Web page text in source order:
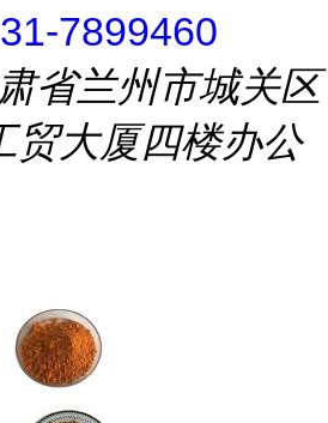
7899460
省兰州市城关区
贸大厦四楼办公